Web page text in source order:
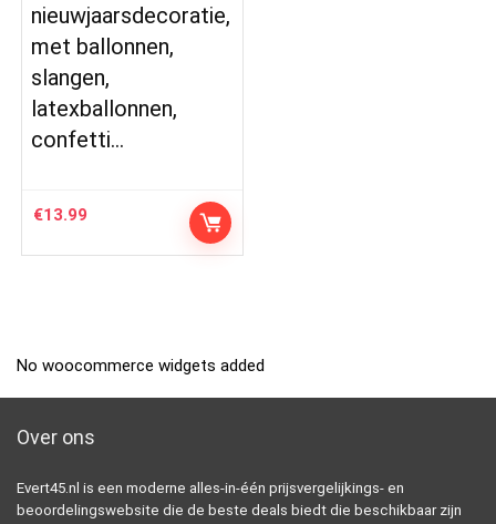
nieuwjaarsdecoratie,
met ballonnen,
slangen,
latexballonnen,
confetti…
€13.99
No woocommerce widgets added
Over ons
Evert45.nl is een moderne alles-in-één prijsvergelijkings- en
beoordelingswebsite die de beste deals biedt die beschikbaar zijn